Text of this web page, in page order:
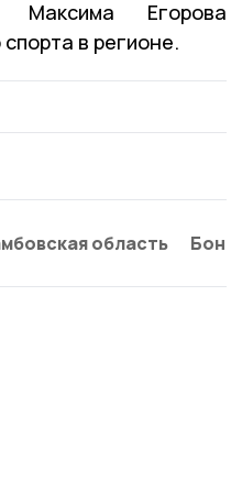
Максима Егорова
в регионе.
область